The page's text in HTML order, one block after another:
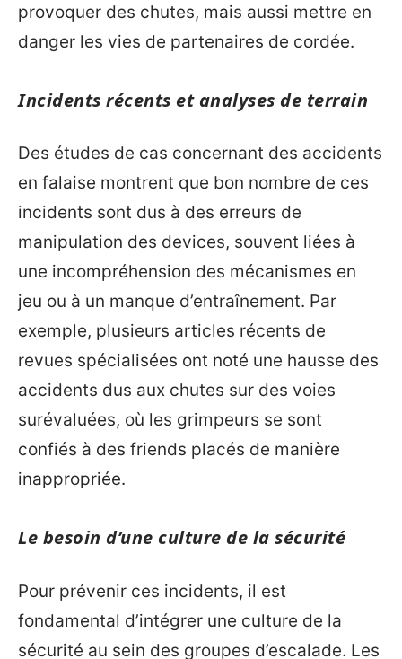
provoquer des chutes, mais aussi mettre en
danger les vies de partenaires de cordée.
Incidents récents et analyses de terrain
Des études de cas concernant des accidents
en falaise montrent que bon nombre de ces
incidents sont dus à des erreurs de
manipulation des devices, souvent liées à
une incompréhension des mécanismes en
jeu ou à un manque d’entraînement. Par
exemple, plusieurs articles récents de
revues spécialisées ont noté une hausse des
accidents dus aux chutes sur des voies
surévaluées, où les grimpeurs se sont
confiés à des friends placés de manière
inappropriée.
Le besoin d’une culture de la sécurité
Pour prévenir ces incidents, il est
fondamental d’intégrer une culture de la
sécurité au sein des groupes d’escalade. Les